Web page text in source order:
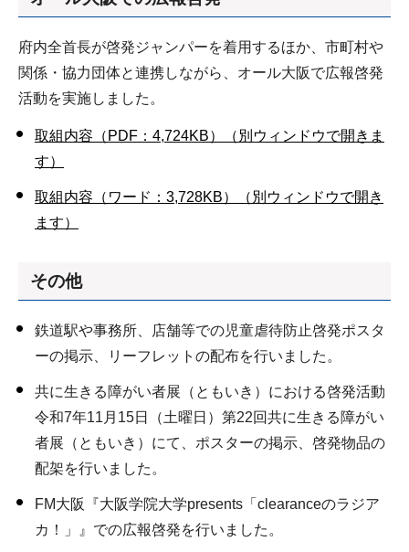
府内全首長が啓発ジャンパーを着用するほか、市町村や
関係・協力団体と連携しながら、オール大阪で広報啓発
活動を実施しました。
取組内容（PDF：4,724KB）（別ウィンドウで開きま
す）
取組内容（ワード：3,728KB）（別ウィンドウで開き
ます）
その他
鉄道駅や事務所、店舗等での児童虐待防止啓発ポスタ
ーの掲示、リーフレットの配布を行いました。
共に生きる障がい者展（ともいき）における啓発活動
令和7年11月15日（土曜日）第22回共に生きる障がい
者展（ともいき）にて、ポスターの掲示、啓発物品の
配架を行いました。
FM大阪『大阪学院大学presents「clearanceのラジア
カ！」』での広報啓発を行いました。